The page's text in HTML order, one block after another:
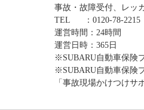
事故・故障受付、レッ
TEL ：0120-78-2215
運営時間：24時間
運営日時：365日
※SUBARU自動車保険
※SUBARU自動車保険
「事故現場かけつけサ